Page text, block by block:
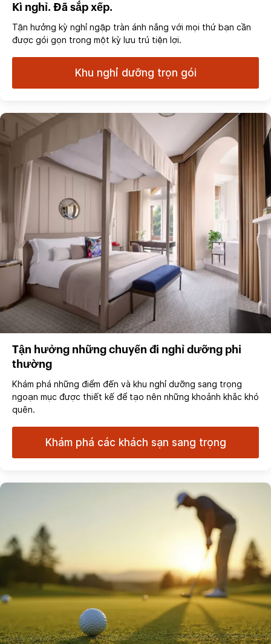
Kì nghỉ. Đã sắp xếp.
Tận hưởng kỳ nghỉ ngập tràn ánh nắng với mọi thứ bạn cần
được gói gọn trong một kỳ lưu trú tiện lợi.
Khu nghỉ dưỡng trọn gói
Tận hưởng những chuyến đi nghỉ dưỡng phi
thường
Khám phá những điểm đến và khu nghỉ dưỡng sang trọng
ngoạn mục được thiết kế để tạo nên những khoảnh khắc khó
quên.
Khám phá các khách sạn sang trọng